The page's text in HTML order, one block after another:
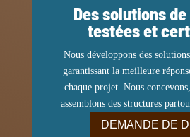
Des solutions
testées et
Nous développons des
garantissant la meilleure
chaque projet. Nous
assemblons des structures
DEMANDE DE